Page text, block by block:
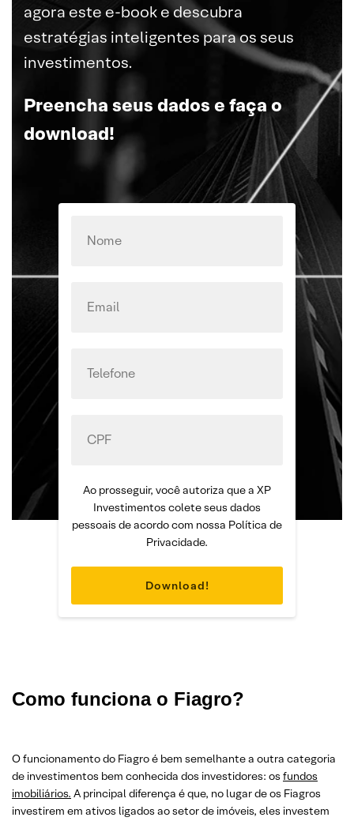
agora este e-book e descubra
estratégias inteligentes para os seus
investimentos.
Preencha seus dados e faça o
download!
Ao prosseguir, você autoriza que a XP
Investimentos colete seus dados
pessoais de acordo com nossa Política de
Privacidade.
Como funciona o Fiagro?
O funcionamento do Fiagro é bem semelhante a outra categoria
de investimentos bem conhecida dos investidores: os fundos
imobiliários. A principal diferença é que, no lugar de os Fiagros
investirem em ativos ligados ao setor de imóveis, eles investem